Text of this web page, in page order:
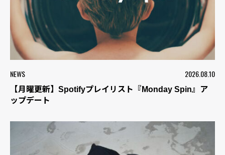
NEWS 2026.08.10
【月曜更新】Spotifyプレイリスト『Monday Spin』ア
ップデート